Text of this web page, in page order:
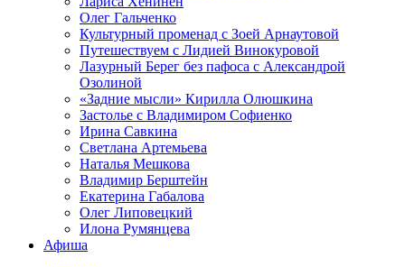
Олег Гальченко
Культурный променад с Зоей Арнаутовой
Путешествуем с Лидией Винокуровой
Лазурный Берег без пафоса с Александрой
Озолиной
«Задние мысли» Кирилла Олюшкина
Застолье с Владимиром Софиенко
Ирина Савкина
Светлана Артемьева
Наталья Мешкова
Владимир Берштейн
Екатерина Габалова
Олег Липовецкий
Илона Румянцева
Афиша